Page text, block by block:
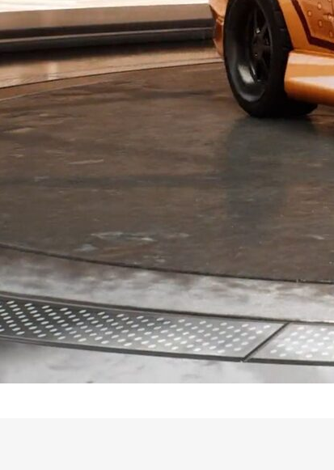
⚡ Медиа
CPA Автомобили
CPA Недвижимость
Web-студия
Digital-реклама База креативов